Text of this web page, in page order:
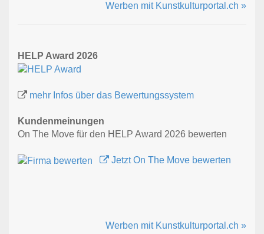
Werben mit Kunstkulturportal.ch »
HELP Award 2026
mehr Infos über das Bewertungssystem
Kundenmeinungen
On The Move für den HELP Award 2026 bewerten
Jetzt On The Move bewerten
Werben mit Kunstkulturportal.ch »